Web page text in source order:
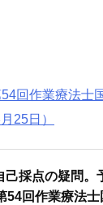
54回作業療法士
25日）
己採点の疑問。
54回作業療法士